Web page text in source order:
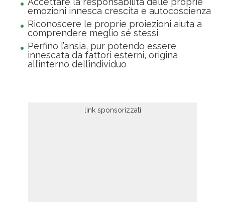
emozioni innesca crescita e autocoscienza
Riconoscere le proprie proiezioni aiuta a
comprendere meglio sé stessi
Perfino l’ansia, pur potendo essere
innescata da fattori esterni, origina
all’interno dell’individuo